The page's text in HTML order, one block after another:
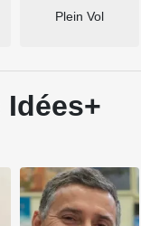
Plein Vol